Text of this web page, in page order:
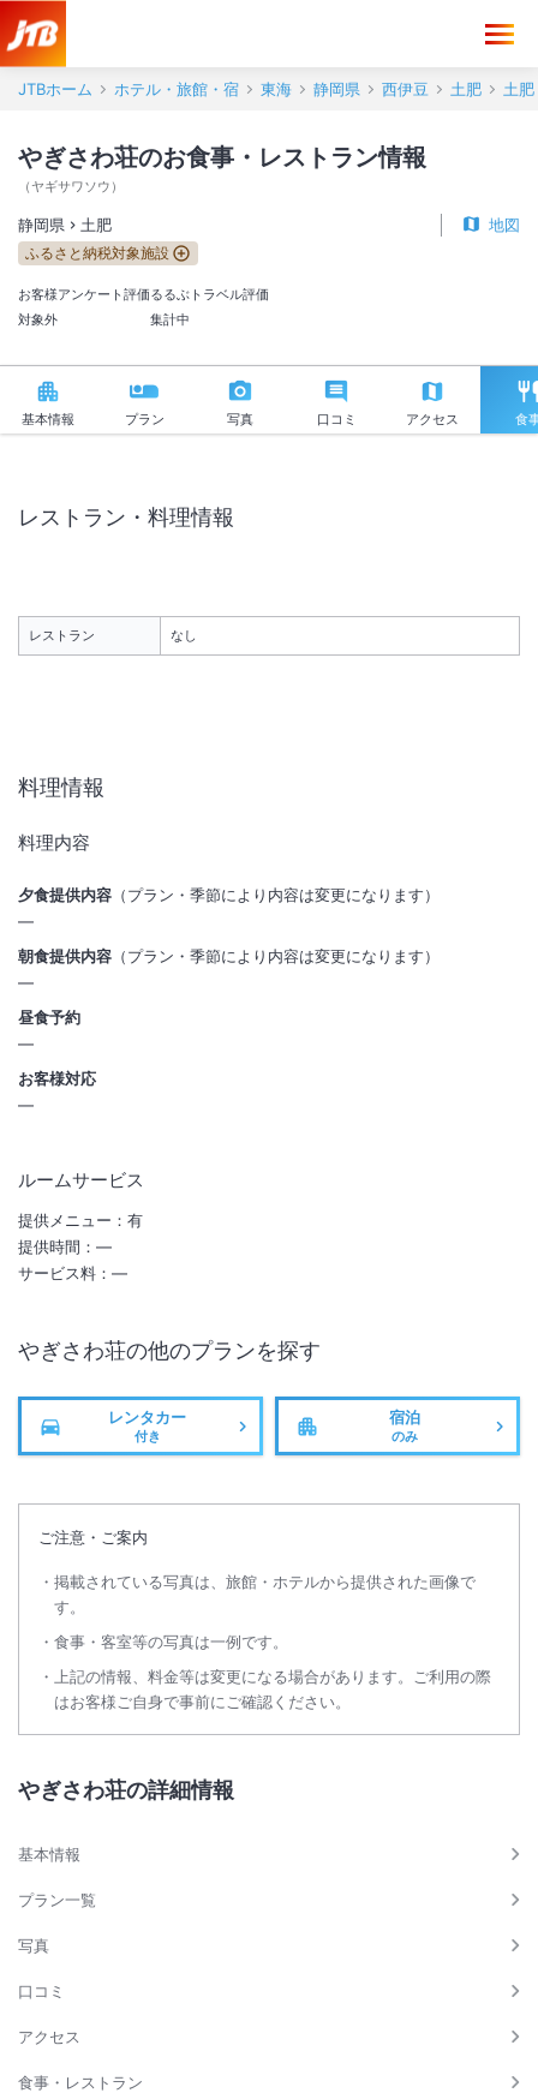
JTBホーム ホテル・旅館・宿 東海 静岡県 西伊豆 土肥 土肥
やぎさわ荘のお食事・レストラン情報
（ヤギサワソウ ）
静岡県 土肥 地図
ふるさと納税対象施設
お客様アンケート評価
対象外
るるぶトラベル評価
集計中
基本情報 プラン 写真 口コミ アクセス 食
るわずか10室の料理宿。かけ流しの温泉が溢れる3種の無料貸切露天も
人気。
レストラン・料理情報
レストラン なし
料理情報
料理内容
夕食提供内容 （プラン・季節により内容は変更になります）
―
朝食提供内容 （プラン・季節により内容は変更になります）
―
昼食予約
―
お客様対応
―
ルームサービス
提供メニュー： 有
提供時間： ―
サービス料： ―
やぎさわ荘の他のプランを探す
レンタカー
付き
宿泊
のみ
ご注意・ご案内
掲載されている写真は、旅館・ホテルから提供された画像で
す。
食事・客室等の写真は一例です。
上記の情報、料金等は変更になる場合があります。ご利用の際
はお客様ご自身で事前にご確認ください。
やぎさわ荘の詳細情報
基本情報
プラン一覧
写真
口コミ
アクセス
食事・レストラン